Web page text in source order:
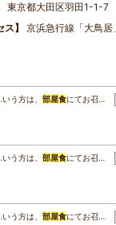
東京都大田区羽田1-1-7
ス
京浜急行線「大鳥
う方は、 部屋食にてお召…
う方は、 部屋食にてお召…
う方は、 部屋食にてお召…